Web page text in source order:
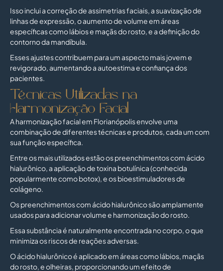
Isso inclui a correção de assimetrias faciais, a suavização de
linhas de expressão, o aumento de volume em áreas
específicas como lábios e maçãs do rosto, e a definição do
contorno da mandíbula.
Esses ajustes contribuem para um aspecto mais jovem e
revigorado, aumentando a autoestima e confiança dos
pacientes.
Técnicas Utilizadas na
Harmonização Facial
A harmonização facial em Florianópolis envolve uma
combinação de diferentes técnicas e produtos, cada um com
sua função específica.
Entre os mais utilizados estão os preenchimentos com ácido
hialurônico, a aplicação de toxina botulínica (conhecida
popularmente como botox), e os bioestimuladores de
colágeno.
Os preenchimentos com ácido hialurônico são amplamente
usados para adicionar volume e harmonização do rosto.
Essa substância é naturalmente encontrada no corpo, o que
minimiza os riscos de reações adversas.
O ácido hialurônico é aplicado em áreas como lábios, maçãs
do rosto, e olheiras, proporcionando um efeito de